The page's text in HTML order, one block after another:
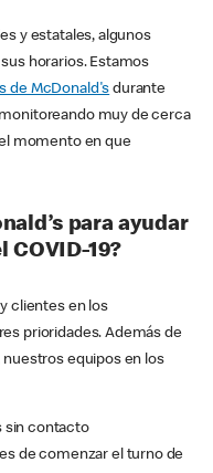
y estatales, algunos
horarios. Estamos
de McDonald's durante
muy de cerca
momento en que
para ayudar
COVID-19?
clientes en los
prioridades. Además de
equipos en los
sin contacto
de comenzar el turno de